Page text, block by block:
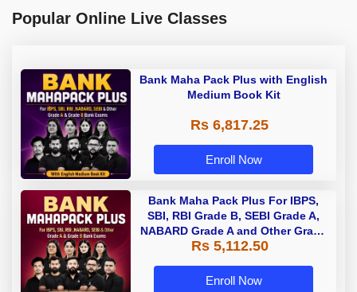
Popular Online Live Classes
Bank Maha Pack Plus with English
Medium Book Kit
Rs 6,817.25
Enroll Now
Bank Maha Pack Plus For IBPS,
SBI, RBI Grade B, SEBI Grade A,
NABARD Grade A and Other Grade
A & Grade B Bank Exams
Rs 5,112.50
Enroll Now